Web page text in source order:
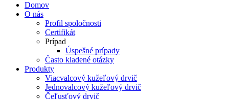
Domov
O nás
Profil spoločnosti
Certifikát
Prípad
Úspešné prípady
Často kladené otázky
Produkty
Viacvalcový kužeľový drvič
Jednovalcový kužeľový drvič
Čeľusťový drvič